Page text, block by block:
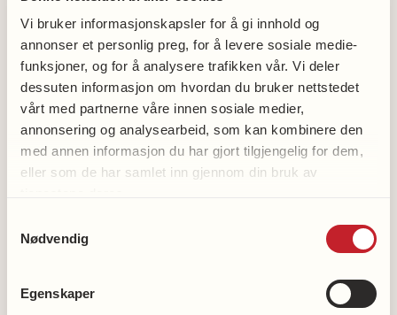
Vi bruker informasjonskapsler for å gi innhold og
annonser et personlig preg, for å levere sosiale medie-
funksjoner, og for å analysere trafikken vår. Vi deler
dessuten informasjon om hvordan du bruker nettstedet
vårt med partnerne våre innen sosiale medier,
annonsering og analysearbeid, som kan kombinere den
med annen informasjon du har gjort tilgjengelig for dem,
eller som de har samlet inn gjennom din bruk av
Nødvendig
Egenskaper
Juridisk veiledningstjeneste – hva gjør vi?
ved Ane Brurberg Haugland, juridisk
seniorrådgiver i Nasjonalforeningen
Fra ord til handling ved Silje Bakken,
politisk rådgiver i Nasjonalforeningen
Sammen skaper vi et helsefremmende
samfunn
førsteamanuensis, NMBU